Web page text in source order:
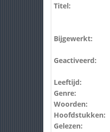
Titel:
Bijgewerkt:
Geactiveerd:
Leeftijd:
Genre:
Woorden:
Hoofdstukken:
Gelezen: